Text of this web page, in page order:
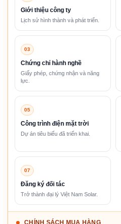
Giới thiệu công ty
Lịch sử hình thành và phát triển.
03
Chứng chỉ hành nghề
Giấy phép, chứng nhận và năng
lực.
05
Công trình điện mặt trời
Dự án tiêu biểu đã triển khai.
07
Đăng ký đối tác
Trở thành đại lý Việt Nam Solar.
CHÍNH SÁCH MUA HÀNG